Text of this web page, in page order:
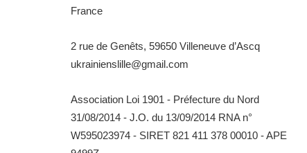
France
2 rue de Genêts, 59650 Villeneuve d’Ascq
ukrainienslille@gmail.com
Association Loi 1901 - Préfecture du Nord
31/08/2014 - J.O. du 13/09/2014 RNA n°
W595023974 - SIRET 821 411 378 00010 - APE